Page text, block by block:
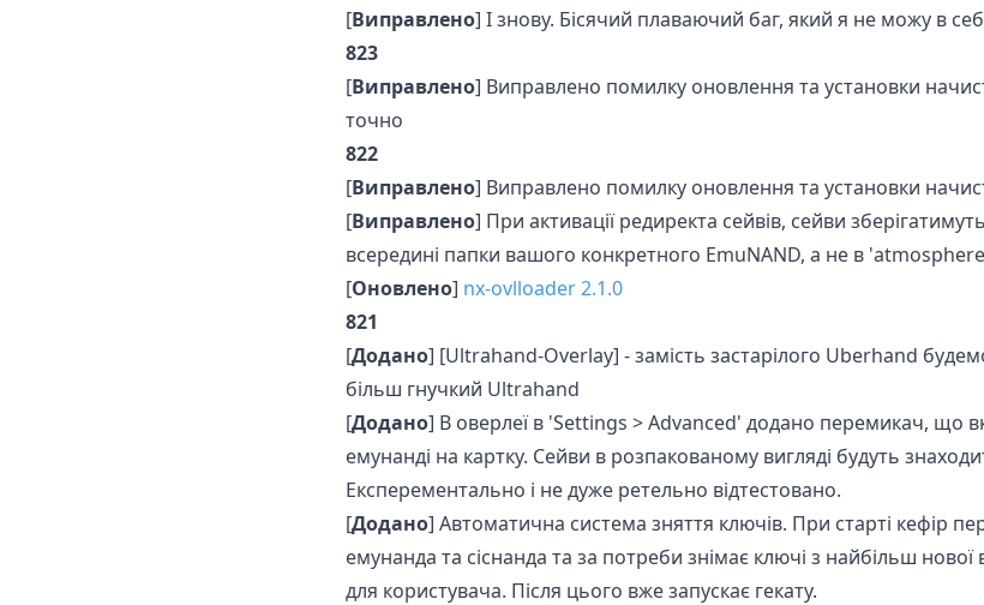
[Виправлено] І знову. Бісячий плаваючий баг, який я не можу в
823
[Виправлено] Виправлено помилку оновлення та установки
точно
822
[Виправлено] Виправлено помилку оновлення та установки
[Виправлено] При активації редиректа сейвів, сейви
всередині папки вашого конкретного EmuNAND, а не в
[Оновлено] nx-ovlloader 2.1.0
821
[Додано] [Ultrahand-Overlay] - замість застарілого Uberhand
більш гнучкий Ultrahand
[Додано] В оверлеї в 'Settings > Advanced' додано перемикач, що
емунанді на картку. Сейви в розпакованому вигляді будуть
Експерементально і не дуже ретельно відтестовано.
[Додано] Автоматична система зняття ключів. При старті кефір
емунанда та сіснанда та за потреби знімає ключі з найбільш нової
для користувача. Після цього вже запускає гекату.